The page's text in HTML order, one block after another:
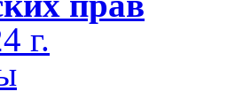
г.